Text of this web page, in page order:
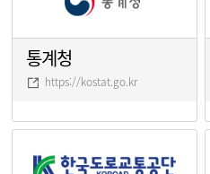
통계청
https://kostat.go.kr